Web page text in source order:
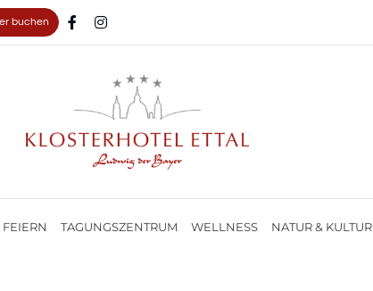
buchen
FEIERN TAGUNGSZENTRUM WELLNESS NATUR & KULTUR